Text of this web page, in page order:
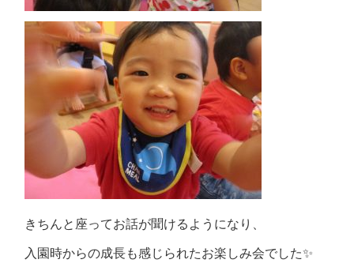
きちんと座ってお話が聞けるようになり、
入園時からの成長も感じられたお楽しみ会でした✨